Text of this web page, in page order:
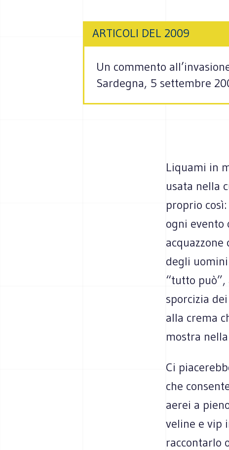
ARTICOLI DEL 2009
Un commento
Sardegna, 5 settembre
Liquami in
usata nella
proprio
ogni evento
degli
“tutto
sporcizia
alla crema
mostra
Ci
che
aerei a
veline e vip
raccontarlo